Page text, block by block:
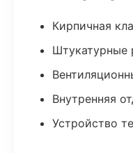
Кирпичная
Штукатурные
Внутренняя
Устройство